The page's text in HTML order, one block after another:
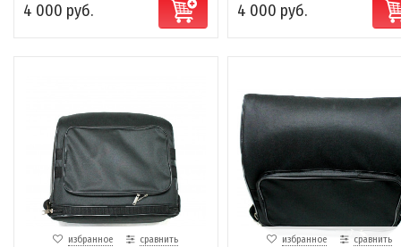
4 000 руб. 4 000 руб.
избранное сравнить избранное сравнить